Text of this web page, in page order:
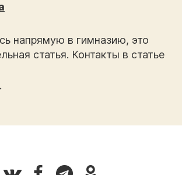
напрямую в гимназию, это
статья. Контакты в статье